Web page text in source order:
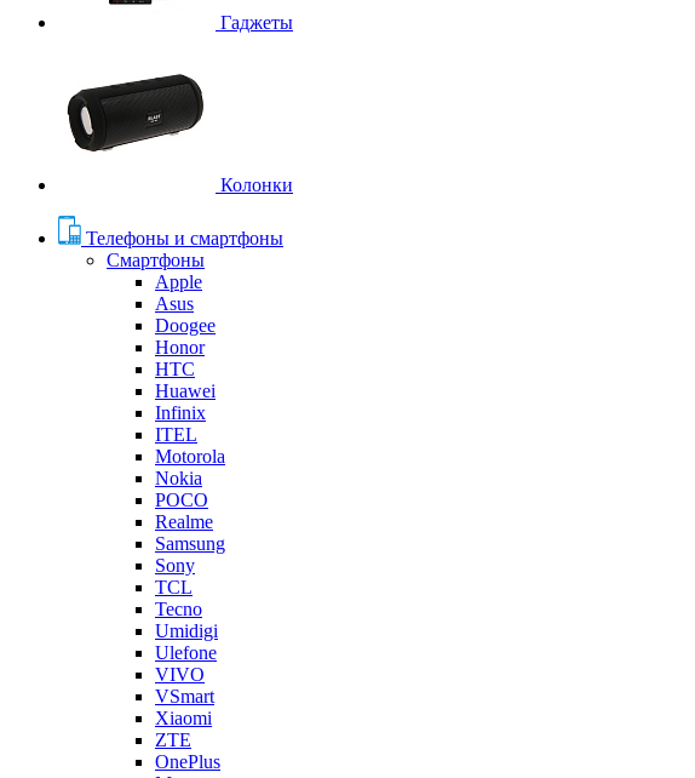
Гаджеты
Колонки
Телефоны и смартфоны
Смартфоны
Apple
Asus
Doogee
Honor
HTC
Huawei
Infinix
ITEL
Motorola
Nokia
POCO
Realme
Samsung
Sony
TCL
Tecno
Umidigi
Ulefone
VIVO
VSmart
Xiaomi
ZTE
OnePlus